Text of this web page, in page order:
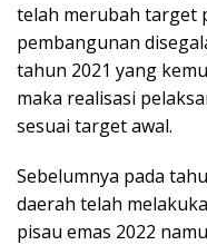
telah merubah target
pembangunan
tahun 2021 yang
maka realisasi
sesuai target awal.
Sebelumnya pada
daerah telah
pisau emas 2022